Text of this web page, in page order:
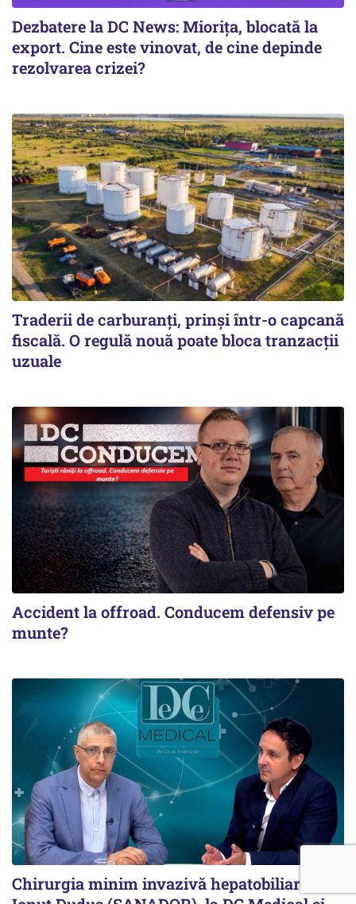
Dezbatere la DC News: Miorița, blocată la
export. Cine este vinovat, de cine depinde
rezolvarea crizei?
Traderii de carburanți, prinși într-o capcană
fiscală. O regulă nouă poate bloca tranzacții
uzuale
Accident la offroad. Conducem defensiv pe
munte?
Chirurgia minim invazivă hepatobiliară. Dr.